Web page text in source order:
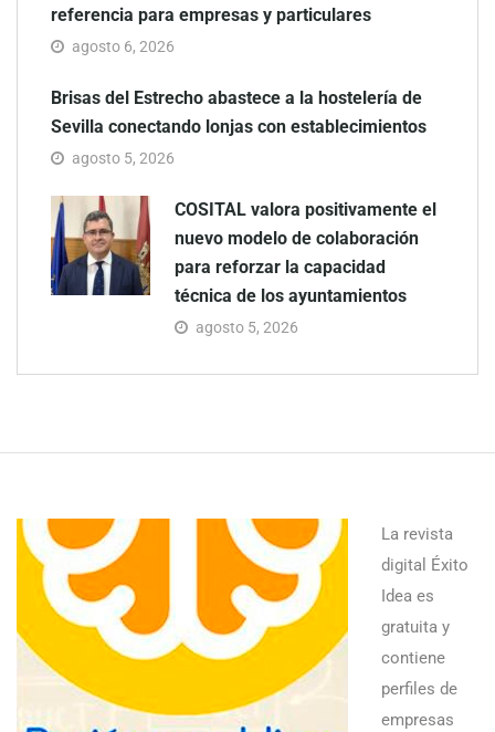
referencia para empresas y particulares
agosto 6, 2026
Brisas del Estrecho abastece a la hostelería de
Sevilla conectando lonjas con establecimientos
agosto 5, 2026
COSITAL valora positivamente el
nuevo modelo de colaboración
para reforzar la capacidad
técnica de los ayuntamientos
agosto 5, 2026
La revista
digital Éxito
Idea es
gratuita y
contiene
perfiles de
empresas